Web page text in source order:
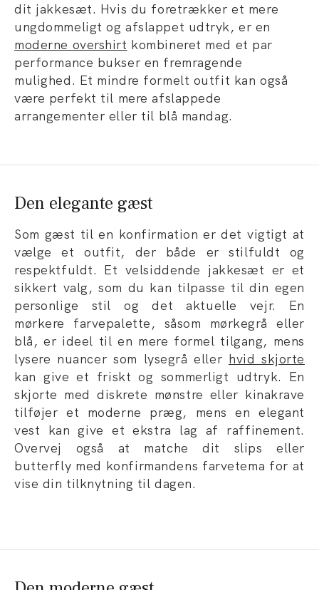
dit jakkesæt. Hvis du foretrækker et mere
ungdommeligt og afslappet udtryk, er en
moderne overshirt kombineret med et par
performance bukser en fremragende
mulighed. Et mindre formelt outfit kan også
være perfekt til mere afslappede
arrangementer eller til blå mandag.
Den elegante gæst
Som gæst til en konfirmation er det vigtigt at
vælge et outfit, der både er stilfuldt og
respektfuldt. Et velsiddende jakkesæt er et
sikkert valg, som du kan tilpasse til din egen
personlige stil og det aktuelle vejr. En
mørkere farvepalette, såsom mørkegrå eller
blå, er ideel til en mere formel tilgang, mens
lysere nuancer som lysegrå eller hvid skjorte
kan give et friskt og sommerligt udtryk. En
skjorte med diskrete mønstre eller kinakrave
tilføjer et moderne præg, mens en elegant
vest kan give et ekstra lag af raffinement.
Overvej også at matche dit slips eller
butterfly med konfirmandens farvetema for at
vise din tilknytning til dagen.